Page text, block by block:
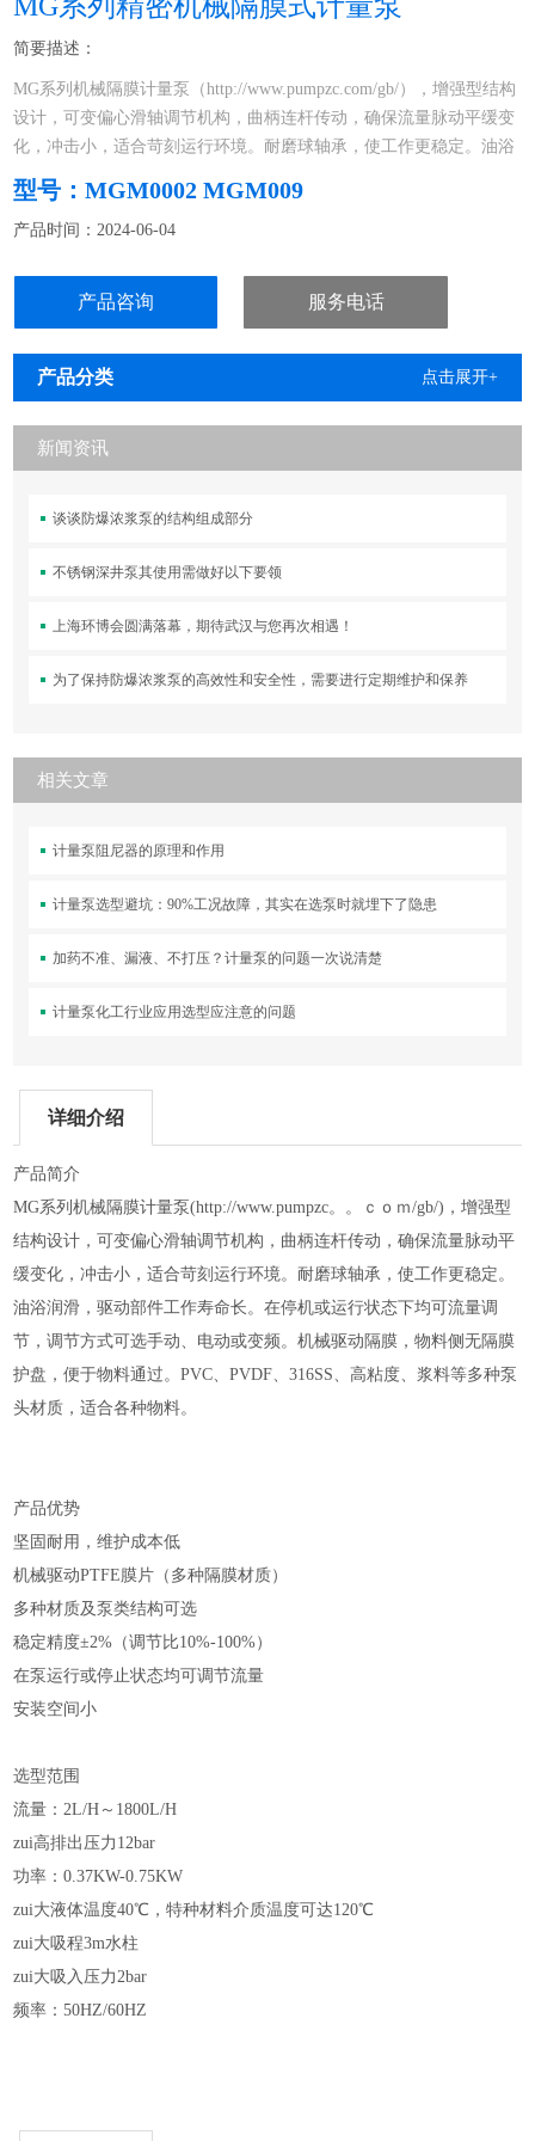
MG系列精密机械隔膜式计量泵
简要描述：
MG系列机械隔膜计量泵（http://www.pumpzc.com/gb/），增强型结构
设计，可变偏心滑轴调节机构，曲柄连杆传动，确保流量脉动平缓变
化，冲击小，适合苛刻运行环境。耐磨球轴承，使工作更稳定。油浴
润滑，驱动部件工作寿命长。在停机或运行状态下均可流量调节，调
节方式可选手动、电动或变频。机械驱动隔膜，物料侧无隔膜护盘，
便于物料通过。PVC、PVDF、316SS、高粘度、浆料等多种泵头材
型号：MGM0002 MGM009
产品时间：2024-06-04
产品咨询 服务电话
产品分类 点击展开+
新闻资讯
谈谈防爆浓浆泵的结构组成部分
不锈钢深井泵其使用需做好以下要领
上海环博会圆满落幕，期待武汉与您再次相遇！
为了保持防爆浓浆泵的高效性和安全性，需要进行定期维护和保养
相关文章
计量泵阻尼器的原理和作用
计量泵选型避坑：90%工况故障，其实在选泵时就埋下了隐患
加药不准、漏液、不打压？计量泵的问题一次说清楚
计量泵化工行业应用选型应注意的问题
详细介绍
产品简介
MG系列机械隔膜计量泵(http://www.pumpzc。。ｃｏｍ/gb/)，增强型
结构设计，可变偏心滑轴调节机构，曲柄连杆传动，确保流量脉动平
缓变化，冲击小，适合苛刻运行环境。耐磨球轴承，使工作更稳定。
油浴润滑，驱动部件工作寿命长。在停机或运行状态下均可流量调
节，调节方式可选手动、电动或变频。机械驱动隔膜，物料侧无隔膜
护盘，便于物料通过。PVC、PVDF、316SS、高粘度、浆料等多种泵
头材质，适合各种物料。
产品优势
坚固耐用，维护成本低
机械驱动PTFE膜片（多种隔膜材质）
多种材质及泵类结构可选
稳定精度±2%（调节比10%-100%）
在泵运行或停止状态均可调节流量
安装空间小
选型范围
流量：2L/H～1800L/H
zui高排出压力12bar
功率：0.37KW-0.75KW
zui大液体温度40℃，特种材料介质温度可达120℃
zui大吸程3m水柱
zui大吸入压力2bar
频率：50HZ/60HZ